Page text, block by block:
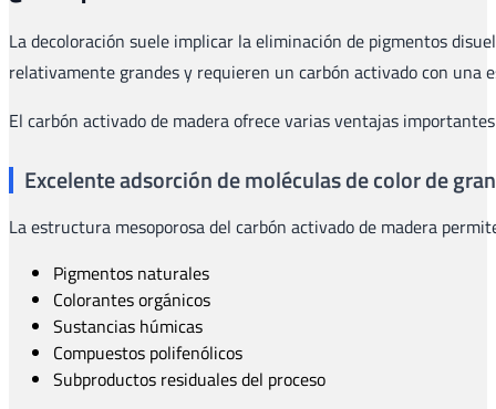
La decoloración suele implicar la eliminación de pigmentos
relativamente grandes y requieren un carbón activado con una
El carbón activado de madera ofrece varias ventajas
Excelente adsorción de moléculas de color de
La estructura mesoporosa del carbón activado de madera
Pigmentos naturales
Colorantes orgánicos
Sustancias húmicas
Compuestos polifenólicos
Subproductos residuales del proceso